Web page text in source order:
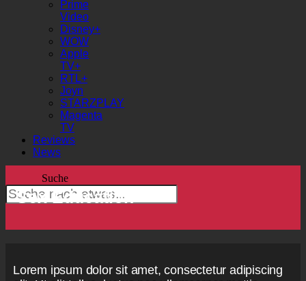
Prime
Video
Disney+
WOW
Apple
TV+
RTL+
Joyn
STARZPLAY
Magenta
TV
Reviews
News
Suche
Sex Education
Lorem ipsum dolor sit amet, consectetur adipiscing